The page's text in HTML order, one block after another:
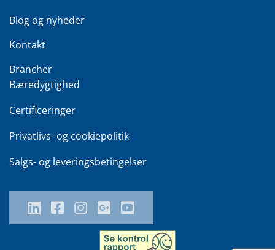
Blog og nyheder
Kontakt
Brancher
Bæredygtighed
Certificeringer
Privatlivs- og cookiepolitik
Salgs- og leveringsbetingelser